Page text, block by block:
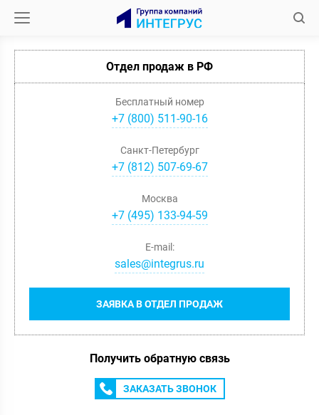
Отдел продаж в РФ
Бесплатный номер
+7 (800) 511-90-16
Санкт-Петербург
+7(812) 507-69-67
Москва
+7(495) 133-94-59
ЗАЯВКА В ОТДЕЛ ПРОДАЖ
E-mail:
sales@integrus.ru
Получить обратную связь
ЗАКАЗАТЬ ЗВОНОК